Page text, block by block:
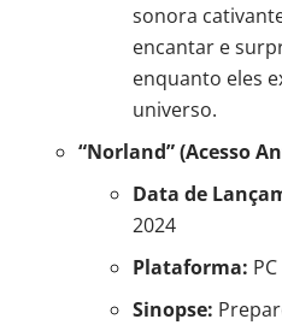
sonora
encantar e
enquanto eles
universo.
“Norland” (Acesso
Data de
2024
Plataforma: PC
Sinopse: